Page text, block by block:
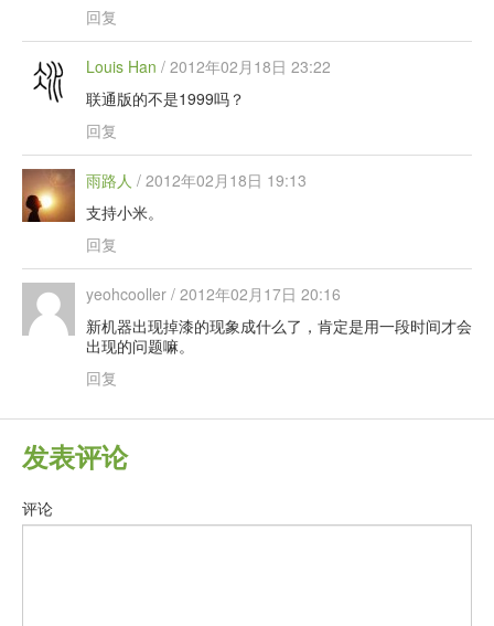
回复
Louis Han / 2012年02月18日 23:22
联通版的不是1999吗？
回复
雨路人 / 2012年02月18日 19:13
支持小米。
回复
yeohcooller / 2012年02月17日 20:16
新机器出现掉漆的现象成什么了，肯定是用一段时间才会
出现的问题嘛。
回复
发表评论
评论